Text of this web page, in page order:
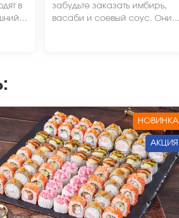
в
забудьте заказать имбирь,
васаби и соевый соус. Они
:
НОВИНКА
АКЦИЯ